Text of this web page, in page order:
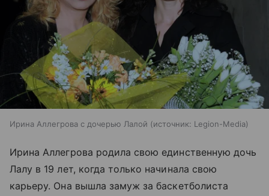
Ирина Аллегрова с дочерью Лалой источник: Legion-Media
Ирина Аллегрова родила свою единственную дочь
Лалу в 19 лет, когда только начинала свою
карьеру. Она вышла замуж за баскетболиста